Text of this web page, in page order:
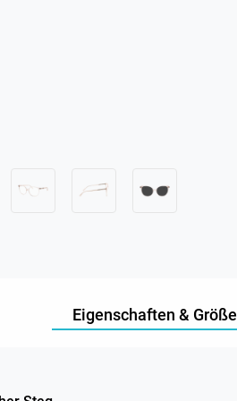
Eigenschaften & Größe